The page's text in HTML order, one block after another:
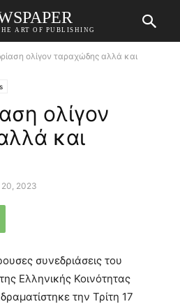
ART OF PUBLISHING
ολίγον ταραχώδης αλλά και
ολίγον
και
2023
συνεδριάσεις του
Ελληνικής Κοινότητας
την Τρίτη 17